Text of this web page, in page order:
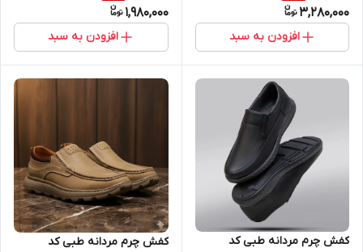
3,280,000
افزودن به سبد
1,980,000
افزودن به سبد
کفش چرم مردانه طبی کد
کفش چرم مردانه طبی کد